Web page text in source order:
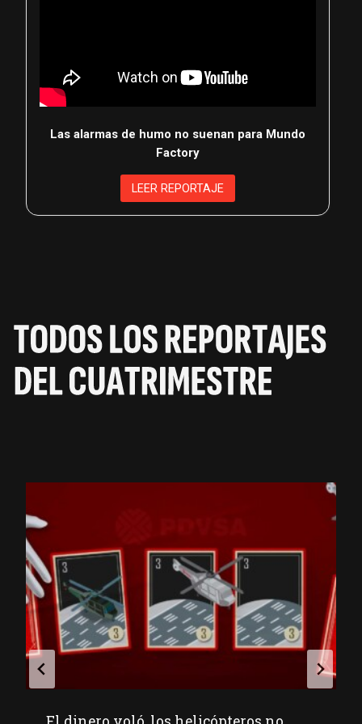
Las alarmas de humo no suenan para Mundo
Factory
LEER REPORTAJE